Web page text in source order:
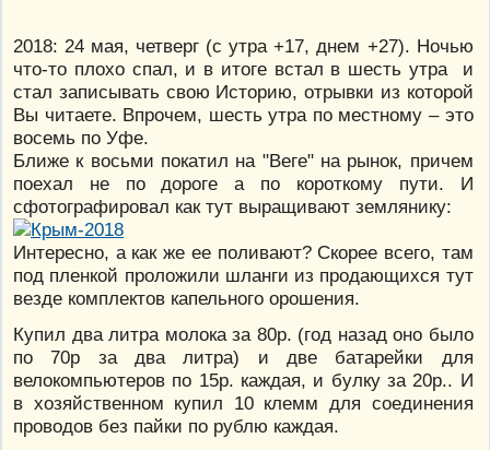
2018: 24 мая, четверг (с утра +17, днем +27). Ночью
что-то плохо спал, и в итоге встал в шесть утра и
стал записывать свою Историю, отрывки из которой
Вы читаете. Впрочем, шесть утра по местному – это
восемь по Уфе.
Ближе к восьми покатил на "Веге" на рынок, причем
поехал не по дороге а по короткому пути. И
сфотографировал как тут выращивают землянику:
Интересно, а как же ее поливают? Скорее всего, там
под пленкой проложили шланги из продающихся тут
везде комплектов капельного орошения.
Купил два литра молока за 80р. (год назад оно было
по 70р за два литра) и две батарейки для
велокомпьютеров по 15р. каждая, и булку за 20р.. И
в хозяйственном купил 10 клемм для соединения
проводов без пайки по рублю каждая.